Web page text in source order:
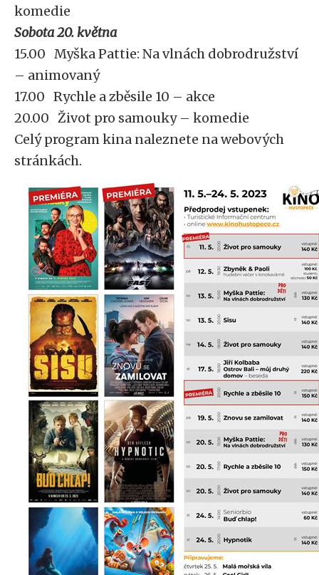
komedie
Sobota 20. května
15.00 Myška Pattie: Na vlnách dobrodružství
– animovaný
17.00 Rychle a zběsile 10 – akce
20.00 Život pro samouky – komedie
Celý program kina naleznete na webových
stránkách.